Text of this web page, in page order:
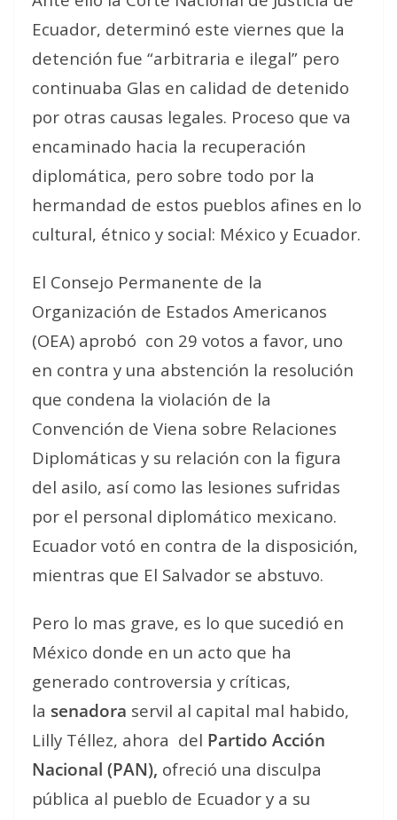
Ecuador, determinó este viernes que la
detención fue “arbitraria e ilegal” pero
continuaba Glas en calidad de detenido
por otras causas legales. Proceso que va
encaminado hacia la recuperación
diplomática, pero sobre todo por la
hermandad de estos pueblos afines en lo
cultural, étnico y social: México y Ecuador.
El Consejo Permanente de la
Organización de Estados Americanos
(OEA) aprobó con 29 votos a favor, uno
en contra y una abstención la resolución
que condena la violación de la
Convención de Viena sobre Relaciones
Diplomáticas y su relación con la figura
del asilo, así como las lesiones sufridas
por el personal diplomático mexicano.
Ecuador votó en contra de la disposición,
mientras que El Salvador se abstuvo.
Pero lo mas grave, es lo que sucedió en
México donde en un acto que ha
generado controversia y críticas,
la senadora servil al capital mal habido,
Lilly Téllez, ahora del Partido Acción
Nacional (PAN), ofreció una disculpa
pública al pueblo de Ecuador y a su